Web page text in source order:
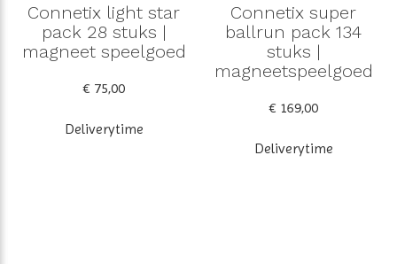
Connetix light star
pack 28 stuks |
magneet speelgoed
€ 75,00
Deliverytime
Connetix super
ballrun pack 134
stuks |
magneetspeelgoed
€ 169,00
Deliverytime